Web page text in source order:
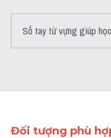
Sổ tay từ vựng giúp
Đối tượng phù